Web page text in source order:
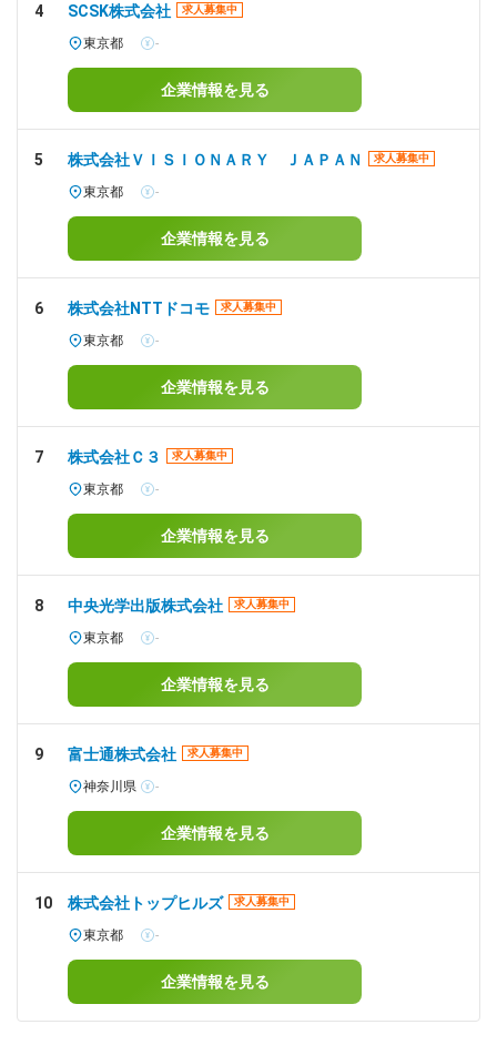
4 SCSK株式会社 求人募集中
東京都 -
企業情報を見る
5 株式会社ＶＩＳＩＯＮＡＲＹ ＪＡＰＡＮ 求人募集中
東京都 -
企業情報を見る
6 株式会社NTTドコモ 求人募集中
東京都 -
企業情報を見る
7 株式会社Ｃ３ 求人募集中
東京都 -
企業情報を見る
8 中央光学出版株式会社 求人募集中
東京都 -
企業情報を見る
9 富士通株式会社 求人募集中
神奈川県 -
企業情報を見る
10 株式会社トップヒルズ 求人募集中
東京都 -
企業情報を見る